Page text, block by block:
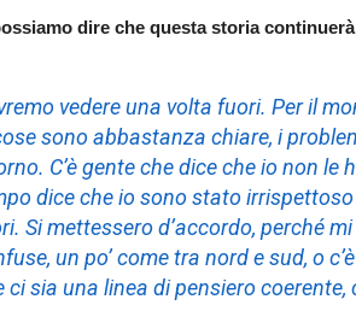
dire che questa storia
vedere una volta fuori. Per il
sono abbastanza chiare, i
C’è gente che dice che io non
dice che io sono stato
Si mettessero d’accordo, perché
un po’ come tra nord e sud, o
ci sia una linea di pensiero coerente,